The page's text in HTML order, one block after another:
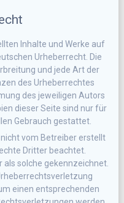
Inhalte und Werke auf
Urheberrecht. Die
und jede Art der
des Urheberrechtes
des jeweiligen Autors
dieser Seite sind nur für
Gebrauch gestattet.
vom Betreiber erstellt
Dritter beachtet.
als solche gekennzeichnet.
einen entsprechenden